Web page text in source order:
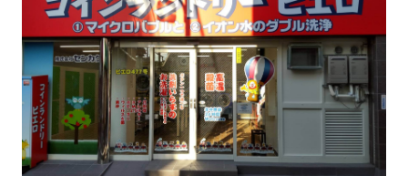
よくあるご質問
FCオーナー募集中